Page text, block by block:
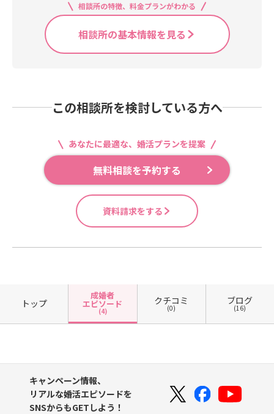
相談所の特徴、料金プランがわかる
相談所の基本情報を見る
この相談所を検討している方へ
あなたに最適な、婚活プランを提案
無料相談を予約する
資料請求をする
トップ
成婚者
エピソード
(4)
クチコミ
(0)
ブログ
(16)
キャンペーン情報、
リアルな婚活エピソードを
SNSからもGETしよう！